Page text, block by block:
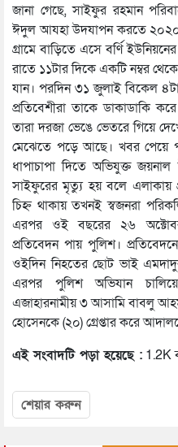
জানা গেছে, সাইফুর রহমান
ঈদুল আযহা উদযাপন করতে
গ্রামে বাড়িতে এসে বর্ণি
রাতে ১১টার দিকে একটি নম্বর
যান। পরদিন ৩১ জুলাই বিকেল
প্রতিবেশীরা তাকে ডাকাডাকি
তারা দরজা ভেঙে ভেতরে গিয়ে
মেঝেতে পড়ে আছে। খবর পেয়ে
ধাপাচাপা দিতে অভিযুক্ত
সাইফুরের মৃত্যু হয় বলে এলাকায়
চিহ্ন থাকায় তখনই স্বজনরা
এরপর ওই বছরের ২৬ অক্টোবর
প্রতিবেদন পায় পুলিশ।
ওইদিন নিহতের ছোট ভাই
এরপর পুলিশ অভিযান
এজাহারনামীয় ৩ আসামি বাবলু
হোসেনকে (২০) গ্রেপ্তার করে
এই সংবাদটি পড়া হয়েছে : 1.2K
শেয়ার করুন